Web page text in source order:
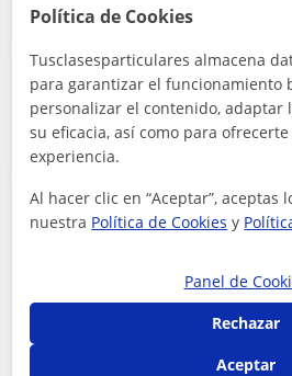
Publica un anuncio
Publica un anuncio y los
Nuri
Lliçà De Vall, Lliçà D, Montm...
Política de Cookies
Tusclasesparticulares almacena
para garantizar el funcionamiento
personalizar el contenido, adaptar
su eficacia, así como para
experiencia.
Al hacer clic en “Aceptar”, aceptas
nuestra Política de Cookies y
Panel de
Rechazar
Aceptar